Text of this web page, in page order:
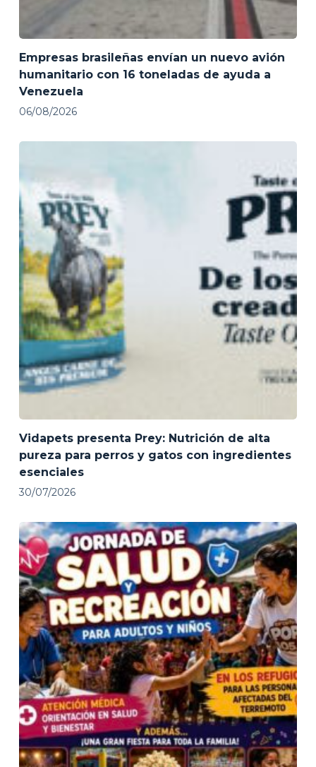
Empresas brasileñas envían un nuevo avión
humanitario con 16 toneladas de ayuda a
Venezuela
06/08/2026
Vidapets presenta Prey: Nutrición de alta
pureza para perros y gatos con ingredientes
esenciales
30/07/2026